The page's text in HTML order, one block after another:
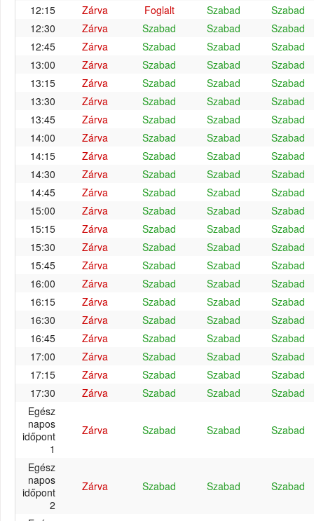
12:15
Zárva Foglalt Szabad
Szabad
12:30
Zárva Szabad Szabad
Szabad
12:45
Zárva Szabad Szabad
Szabad
13:00
Zárva Szabad Szabad
Szabad
13:15
Zárva Szabad Szabad
Szabad
13:30
Zárva Szabad Szabad
Szabad
13:45
Zárva Szabad Szabad
Szabad
14:00
Zárva Szabad Szabad
Szabad
14:15
Zárva Szabad Szabad
Szabad
14:30
Zárva Szabad Szabad
Szabad
14:45
Zárva Szabad Szabad
Szabad
15:00
Zárva Szabad Szabad
Szabad
15:15
Zárva Szabad Szabad
Szabad
15:30
Zárva Szabad Szabad
Szabad
15:45
Zárva Szabad Szabad
Szabad
16:00
Zárva Szabad Szabad
Szabad
16:15
Zárva Szabad Szabad
Szabad
16:30
Zárva Szabad Szabad
Szabad
16:45
Zárva Szabad Szabad
Szabad
17:00
Zárva Szabad Szabad
Szabad
17:15
Zárva Szabad Szabad
Szabad
17:30
Zárva Szabad Szabad
Szabad
Egész
napos
időpont
1
Zárva Szabad Szabad Szabad
Egész
napos
időpont
2
Zárva Szabad Szabad Szabad